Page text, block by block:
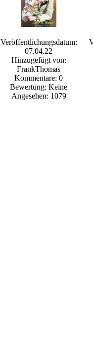
Veröffentlichungsdatum:
07.04.22
Hinzugefügt von:
FrankThomas
Kommentare: 0
Bewertung: Keine
Angesehen: 1079